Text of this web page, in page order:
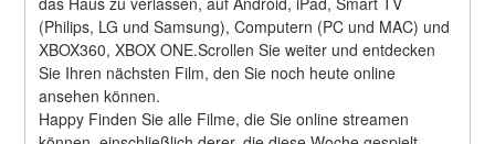
(Philips, LG und Samsung), Computern (PC und MAC) und
XBOX360, XBOX ONE.Scrollen Sie weiter und entdecken
Sie Ihren nächsten Film, den Sie noch heute online
ansehen können.
Happy Finden Sie alle Filme, die Sie online streamen